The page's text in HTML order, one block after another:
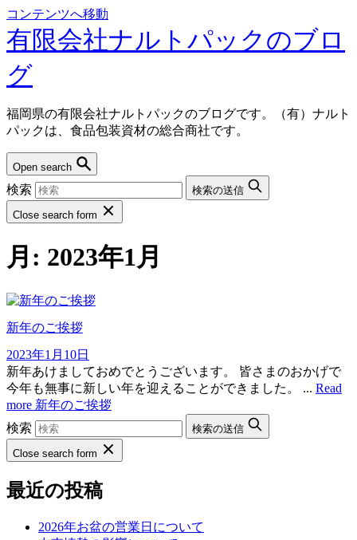
コンテンツへ移動
有限会社ナルトパックのブロ
グ
福岡県の有限会社ナルトパックのブログです。（有）ナルト
パックは、食品包装資材の総合商社です。
Open search
検索 検索の送信
Close search form
月: 2023年1月
新年のご挨拶
2023年1月10日
新年あけましておめでとうございます。 皆さまのおかげで
今年も無事に新しい年を迎えることができました。 ... Read
more 新年のご挨拶
検索
検索の送信
Close search form
最近の投稿
2026年お盆の営業日について